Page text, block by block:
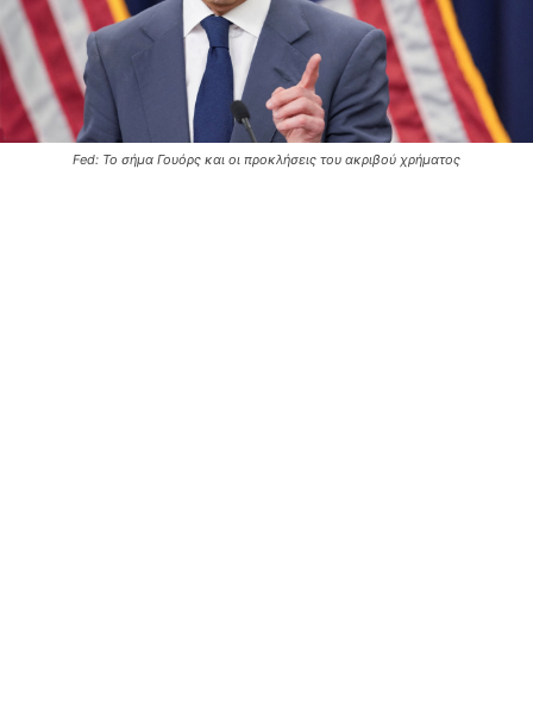
Fed: Το σήμα Γουόρς και οι προκλήσεις του ακριβού χρήματος